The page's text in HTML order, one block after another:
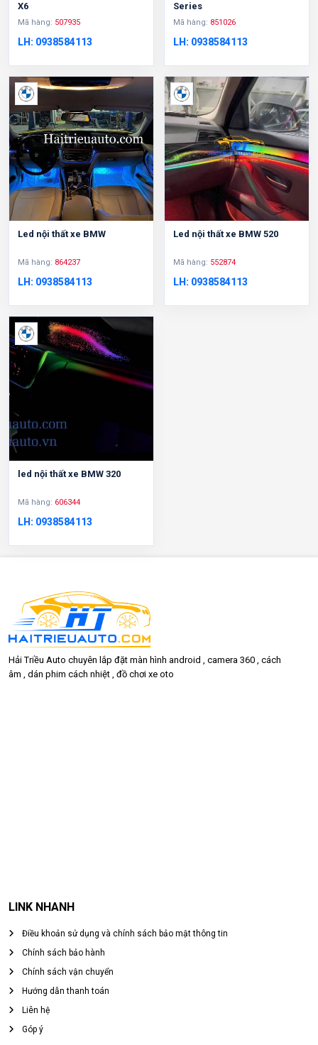
X6
Mã hàng: 507935
LH: 0938584113
Series
Mã hàng: 851026
LH: 0938584113
Led nội thất xe BMW
Mã hàng: 864237
LH: 0938584113
Led nội thất xe BMW 520
Mã hàng: 552874
LH: 0938584113
led nội thất xe BMW 320
Mã hàng: 606344
LH: 0938584113
Hải Triều Auto chuyên lắp đặt màn hình android , camera 360 , cách
âm , dán phim cách nhiệt , đồ chơi xe oto
LINK NHANH
Điều khoản sử dụng và chính sách bảo mật thông tin
Chính sách bảo hành
Chính sách vận chuyển
Hướng dẫn thanh toán
Liên hệ
Góp ý